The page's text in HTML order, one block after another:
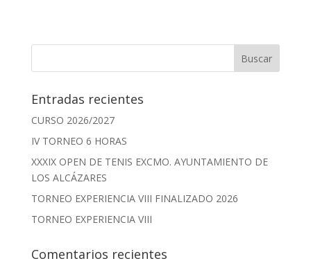
Entradas recientes
CURSO 2026/2027
IV TORNEO 6 HORAS
XXXIX OPEN DE TENIS EXCMO. AYUNTAMIENTO DE
LOS ALCÁZARES
TORNEO EXPERIENCIA VIII FINALIZADO 2026
TORNEO EXPERIENCIA VIII
Comentarios recientes